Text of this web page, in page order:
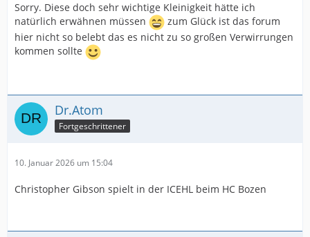
Sorry. Diese doch sehr wichtige Kleinigkeit hätte ich
natürlich erwähnen müssen
zum Glück ist das forum
hier nicht so belebt das es nicht zu so großen Verwirrungen
kommen sollte
Dr.Atom
Fortgeschrittener
10. Januar 2026 um 15:04
Christopher Gibson spielt in der ICEHL beim HC Bozen